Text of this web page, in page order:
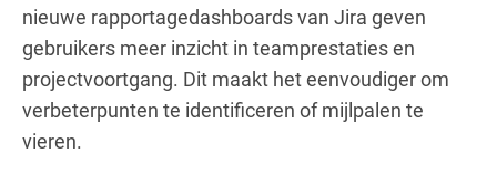
nieuwe rapportagedashboards van Jira geven
gebruikers meer inzicht in teamprestaties en
projectvoortgang. Dit maakt het eenvoudiger om
verbeterpunten te identificeren of mijlpalen te
vieren.